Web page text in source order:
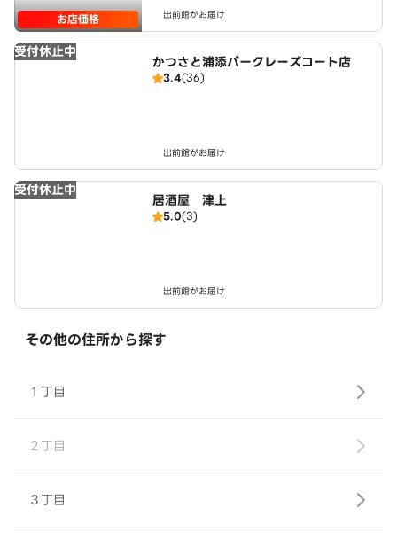
お店価格 出前館がお届け
受付休止中
かつさと浦添バークレーズコート店
3.4(36)
出前館がお届け
受付休止中
居酒屋 津上
5.0(3)
出前館がお届け
その他の住所から探す
１丁目
２丁目
３丁目